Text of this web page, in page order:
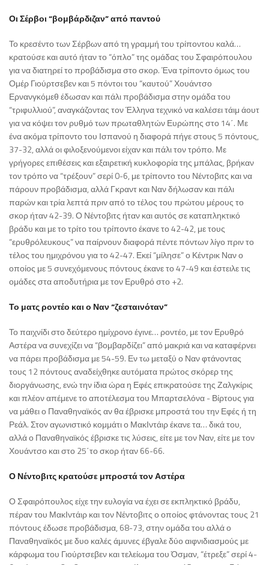
Οι Σέρβοι “βομβάρδιζαν” από παντού
Το κρεσέντο των Σέρβων από τη γραμμή του τρίποντου καλά…
κρατούσε και αυτό ήταν το “όπλο” της ομάδας του Σφαιρόπουλου
για να διατηρεί το προβάδισμα στο σκορ. Ένα τρίποντο όμως του
Ομέρ Γιούρτσεβεν και 5 πόντοι του “καυτού” Χουάντσο
Ερνανγκόμεθ έδωσαν και πάλι προβάδισμα στην ομάδα του
“τριφυλλιού”, αναγκάζοντας τον Έλληνα τεχνικό να καλέσει τάιμ άουτ
για να κόψει τον ρυθμό των πρωταθλητών Ευρώπης στο 14΄. Με
ένα ακόμα τρίποντο του Ισπανού η διαφορά πήγε στους 5 πόντους,
37-32, αλλά οι φιλοξενούμενοι είχαν και πάλι τον τρόπο. Με
γρήγορες επιθέσεις και εξαιρετική κυκλοφορία της μπάλας, βρήκαν
τον τρόπο να “τρέξουν” σερί 0-6, με τρίποντο του Νέντοβιτς και να
πάρουν προβάδισμα, αλλά Γκραντ και Ναν δήλωσαν και πάλι
παρών και τρία λεπτά πριν από το τέλος του πρώτου μέρους το
σκορ ήταν 42-39. Ο Νέντοβιτς ήταν και αυτός σε καταπληκτικό
βράδυ και με το τρίτο του τρίποντο έκανε το 42-42, με τους
“ερυθρόλευκους” να παίρνουν διαφορά πέντε πόντων λίγο πριν το
τέλος του ημιχρόνου για το 42-47. Εκεί “μίλησε” ο Κέντρικ Ναν ο
οποίος με 5 συνεχόμενους πόντους έκανε το 47-49 και έστειλε τις
ομάδες στα αποδυτήρια με τον Ερυθρό στο +2.
Το ματς ροντέο και ο Ναν “ζεσταινόταν”
Το παιχνίδι στο δεύτερο ημίχρονο έγινε… ροντέο, με τον Ερυθρό
Αστέρα να συνεχίζει να “βομβαρδίζει” από μακριά και να καταφέρνει
να πάρει προβάδισμα με 54-59. Εν τω μεταξύ ο Ναν φτάνοντας
τους 12 πόντους αναδείχθηκε αυτόματα πρώτος σκόρερ της
διοργάνωσης, ενώ την ίδια ώρα η Εφές επικρατούσε της Ζαλγκίρις
και πλέον απέμενε το αποτέλεσμα του Μπαρτσελόνα - Βίρτους για
να μάθει ο Παναθηναϊκός αν θα έβρισκε μπροστά του την Εφές ή τη
Ρεάλ. Στον αγωνιστικό κομμάτι ο ΜακΙντάιρ έκανε τα… δικά του,
αλλά ο Παναθηναϊκός έβρισκε τις λύσεις, είτε με τον Ναν, είτε με τον
Χουάντσο και στο 25΄το σκορ ήταν 66-66.
Ο Νέντοβιτς κρατούσε μπροστά τον Αστέρα
Ο Σφαιρόπουλος είχε την ευλογία να έχει σε εκπληκτικό βράδυ,
πέραν του ΜακΙντάιρ και τον Νέντοβιτς ο οποίος φτάνοντας τους 21
πόντους έδωσε προβάδισμα, 68-73, στην ομάδα του αλλά ο
Παναθηναϊκός με δυο καλές άμυνες έβγαλε δύο αιφνιδιασμούς με
κάρφωμα του Γιούρτσεβεν και τελείωμα του Όσμαν, “έτρεξε” σερί 4-